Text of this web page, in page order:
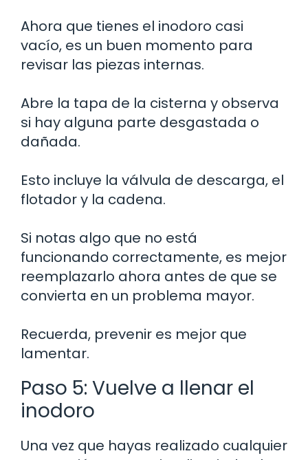
Ahora que tienes el inodoro casi
vacío, es un buen momento para
revisar las piezas internas.
Abre la tapa de la cisterna y observa
si hay alguna parte desgastada o
dañada.
Esto incluye la válvula de descarga, el
flotador y la cadena.
Si notas algo que no está
funcionando correctamente, es mejor
reemplazarlo ahora antes de que se
convierta en un problema mayor.
Recuerda, prevenir es mejor que
lamentar.
Paso 5: Vuelve a llenar el
inodoro
Una vez que hayas realizado cualquier